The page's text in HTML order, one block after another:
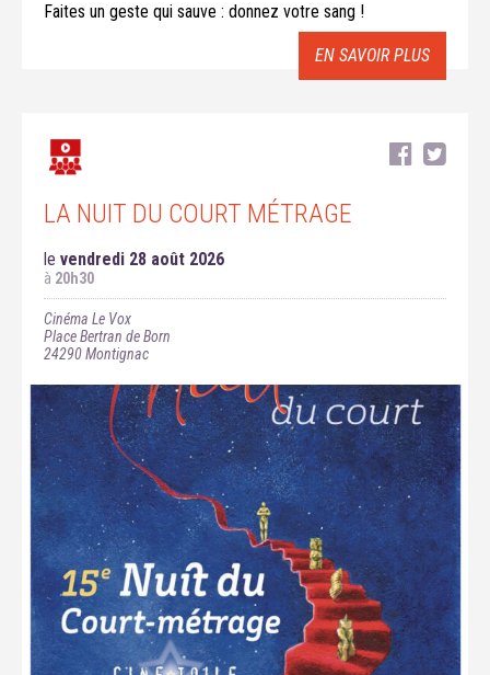
Faites un geste qui sauve : donnez votre sang !
EN SAVOIR PLUS
LA NUIT DU COURT MÉTRAGE
le vendredi 28 août 2026
à 20h30
Cinéma Le Vox
Place Bertran de Born
24290Montignac